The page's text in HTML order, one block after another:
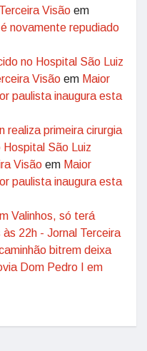
Visão em
novamente repudiado
no Hospital São Luiz
Visão em Maior
paulista inaugura esta
realiza primeira cirurgia
São Luiz
Visão em Maior
paulista inaugura esta
Valinhos, só terá
22h - Jornal Terceira
bitrem deixa
Dom Pedro I em